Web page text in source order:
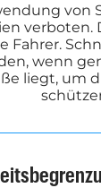
von
verboten.
Fahrer.
wenn
liegt, um